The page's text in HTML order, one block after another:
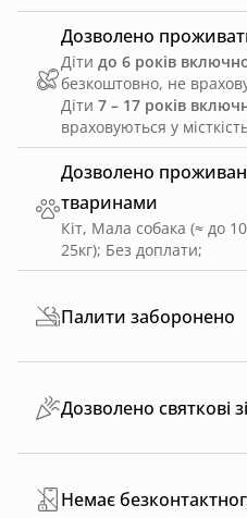
Дозволено
тваринами
Кіт, Мала собака (≈ до
25кг); Без доплати;
Дозволено
Діти до 6 років
безкоштовно, не
Діти 7 – 17 років
враховуються у
Палити заборонено
Дозволено святкові
Немає